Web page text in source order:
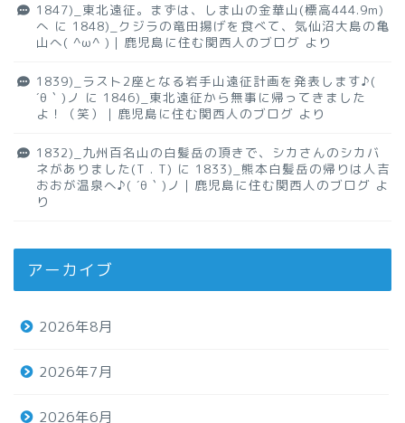
1847)_東北遠征。まずは、しま山の金華山(標高444.9m)
へ に 1848)_クジラの竜田揚げを食べて、気仙沼大島の亀
山へ( ^ω^ )｜鹿児島に住む関西人のブログ より
1839)_ラスト2座となる岩手山遠征計画を発表します♪(
´θ｀)ノ に 1846)_東北遠征から無事に帰ってきました
よ！（笑）｜鹿児島に住む関西人のブログ より
1832)_九州百名山の白髪岳の頂きで、シカさんのシカバ
ネがありました(T . T) に 1833)_熊本白髪岳の帰りは人吉
おおが温泉へ♪( ´θ｀)ノ｜鹿児島に住む関西人のブログ よ
り
アーカイブ
2026年8月
2026年7月
2026年6月